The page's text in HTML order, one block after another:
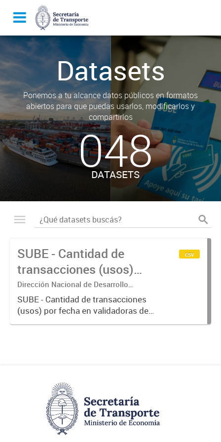
Datasets
Ponemos a tu alcance datos públicos en formatos
abiertos para que puedas usarlos, modificarlos y
compartirlos
048
DATASETS
SUBE - Cantidad de
transacciones (usos)
por fecha
Dirección Nacional de Desarrollo
Tecnológico - Ministerio de Transporte.
SUBE - Cantidad de transacciones
(usos) por fecha en validadoras de
la red SUBE.
csv